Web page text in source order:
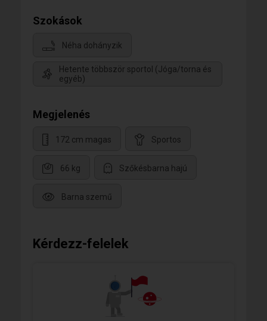
Szokások
Néha dohányzik
Hetente többször sportol (Jóga/torna és
egyéb)
Megjelenés
172 cm magas Sportos
66 kg Szőkésbarna hajú
Barna szemű
Kérdezz-felelek